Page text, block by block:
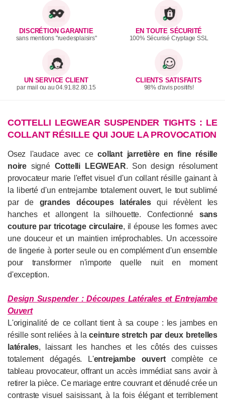
DISCRÉTION GARANTIE
sans mentions "ruedesplaisirs"
EN TOUTE SÉCURITÉ
100% Sécurisé Cryptage SSL
UN SERVICE CLIENT
par mail ou au 04.91.82.80.15
CLIENTS SATISFAITS
98% d'avis positifs!
COTTELLI LEGWEAR SUSPENDER TIGHTS : LE
COLLANT RÉSILLE QUI JOUE LA PROVOCATION
Osez l'audace avec cecollant jarretière en fine résille
noire signé Cottelli LEGWEAR. Son design résolument
provocateur marie l'effet visuel d'un collant résille gainant à
la liberté d'un entrejambe totalement ouvert, le tout sublimé
par de grandes découpes latéralesqui révèlent les
hanches et allongent la silhouette. Confectionné sans
couture par tricotage circulaire, il épouse les formes avec
une douceur et un maintien irréprochables. Un accessoire
de lingerie à porter seule ou en complément d'un ensemble
pour transformer n'importe quelle nuit en moment
d'exception.
Design Suspender : Découpes Latérales et Entrejambe
Ouvert
L'originalité de ce collant tient à sa coupe : les jambes en
résille sont reliées à laceinture stretch par deux bretelles
latérales, laissant les hanches et les côtés des cuisses
totalement dégagés. L'entrejambe ouvertcomplète ce
tableau provocateur, offrant un accès immédiat sans avoir à
retirer la pièce. Ce mariage entre couvrant et dénudé crée un
contraste visuel saisissant, à la fois élégant et terriblement